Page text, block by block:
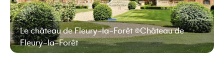
Le château de Fleury-la-Forêt ©Château de
Fleury-la-Forêt